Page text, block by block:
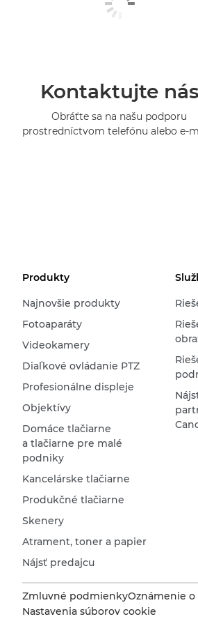
Kontaktujte nás
Obráťte sa na našu podporu
prostredníctvom telefónu alebo e-
Produkty
Najnovšie produkty
Fotoaparáty
Videokamery
Diaľkové ovládanie PTZ
Profesionálne displeje
Objektívy
Domáce tlačiarne
a tlačiarne pre malé
podniky
Kancelárske tlačiarne
Produkčné tlačiarne
Skenery
Atrament, toner a papier
Nájsť predajcu
Zmluvné podmienkyOznámenie
Nastavenia súborov cookie